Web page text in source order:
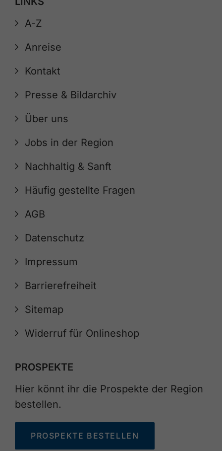
A-Z
Anreise
Kontakt
Presse & Bildarchiv
Über uns
Jobs in der Region
Nachhaltig & Sanft
Häufig gestellte Fragen
AGB
Datenschutz
Impressum
Barrierefreiheit
Sitemap
Widerruf für Onlineshop
PROSPEKTE
Hier könnt ihr die Prospekte der Region
bestellen.
PROSPEKTE BESTELLEN